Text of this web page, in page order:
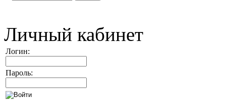
Личный кабинет
Логин:
Пароль: